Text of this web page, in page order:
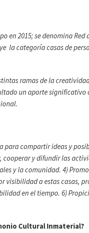
en 2015; se denomina Red
la categoría casas de
ramas de la
un aporte significativo
para compartir ideas y
cooperar y difundir las
y la comunidad. 4)
visibilidad a estas casas,
en el tiempo. 6)
Cultural Inmaterial?